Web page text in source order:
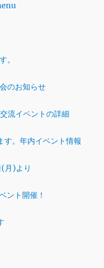
。
のお知らせ
流イベントの詳細
す。年内イベント情報
月)より
ント開催！